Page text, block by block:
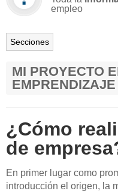
empleo
Secciones
MI PROYECTO
EMPRENDIZAJE
¿Cómo
de
En primer lugar como
introducción el origen, la